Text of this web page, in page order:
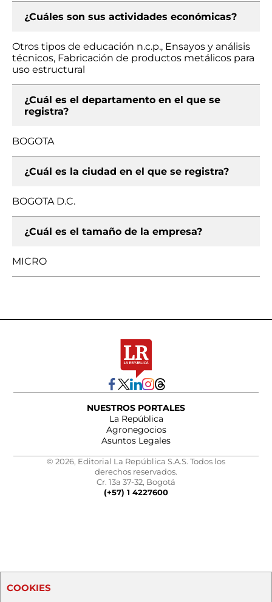
¿Cuáles son sus actividades económicas?
Otros tipos de educación n.c.p., Ensayos y análisis
técnicos, Fabricación de productos metálicos para
uso estructural
¿Cuál es el departamento en el que se
registra?
BOGOTA
¿Cuál es la ciudad en el que se registra?
BOGOTA D.C.
¿Cuál es el tamaño de la empresa?
MICRO
NUESTROS PORTALES
La República
Agronegocios
Asuntos Legales
© 2026, Editorial La República S.A.S. Todos los
derechos reservados.
Cr. 13a 37-32, Bogotá
(+57) 1 4227600
COOKIES